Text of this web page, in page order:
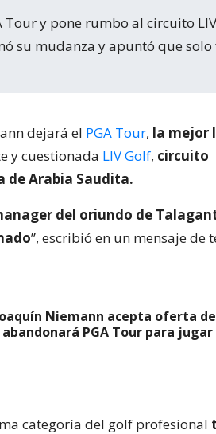
su mudanza y apuntó que
dejará el PGA Tour, la mejor
y cuestionada LIV Golf, circuito
de Arabia Saudita.
del oriundo de
”, escribió en un mensaje de
Niemann acepta oferta de
PGA Tour para jugar
categoría del golf profesional